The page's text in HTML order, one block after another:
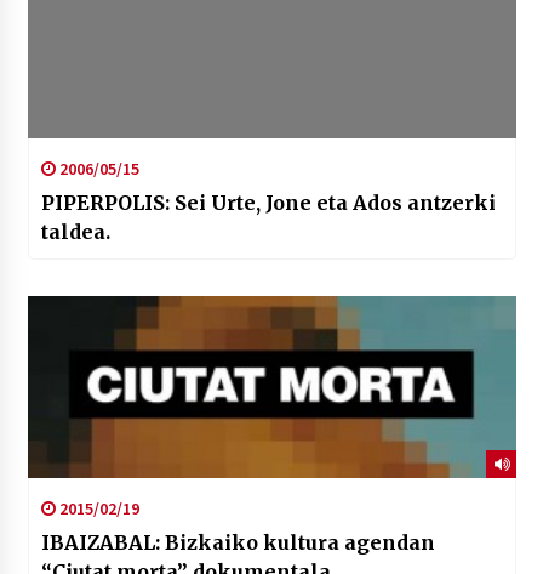
2006/05/15
PIPERPOLIS: Sei Urte, Jone eta Ados antzerki
taldea.
2015/02/19
IBAIZABAL: Bizkaiko kultura agendan